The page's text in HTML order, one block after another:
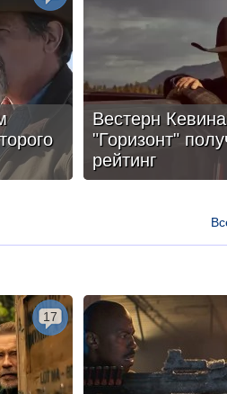
Вестерн
"Горизонт"
рейтинг
17